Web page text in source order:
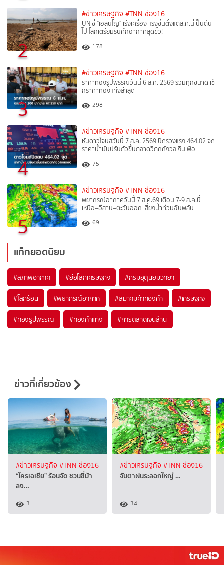
2
#ข่าวเศรษฐกิจ #TNN ช่อง16
UN ชี้ "เอลนีโญ" เร่งเครื่อง แรงขึ้นตั้งแต่ส.ค.นี้เป็นต้น
ไป โลกเตรียมรับศึกอากาศสุดขั้ว!
178
3
#ข่าวเศรษฐกิจ #TNN ช่อง16
ราคาทองรูปพรรณวันนี้ 6 ส.ค. 2569 รวมทุกขนาด เช็
กราคาทองแท่งล่าสุด
298
4
#ข่าวเศรษฐกิจ #TNN ช่อง16
หุ้นดาวโจนส์วันนี้ 7 ส.ค. 2569 ปิดร่วงแรง 464.02 จุด
ราคาน้ำมันปรับตัวขึ้นตลาดวิตกกังวลเงินเฟ้อ
75
5
#ข่าวเศรษฐกิจ #TNN ช่อง16
พยากรณ์อากาศวันนี้ 7 ส.ค.69 เตือน 7-9 ส.ค.นี้
เหนือ–อีสาน–ตะวันออก เสี่ยงน้ำท่วมฉับพลัน
69
แท็กยอดนิยม
#สภาพอากาศ #ย่อโลกเศรษฐกิจ #กรมอุตุนิยมวิทยา
#โลกร้อน #พยากรณ์อากาศ #สมาคมค้าทองคำ #เศรษฐกิจ
#ทองรูปพรรณ #ทองคำแท่ง #การตลาดเงินล้าน
ข่าวที่เกี่ยวข้อง
#ข่าวเศรษฐกิจ #TNN ช่อง16
“โครเอเชีย” ร้อนจัด ชวนขี่ม้า
ลง…
3
#ข่าวเศรษฐกิจ #TNN ช่อง16
จับตาฝนระลอกใหญ่ …
34